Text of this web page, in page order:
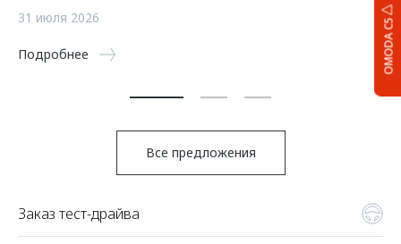
OMODA C5
31 июля 2026
Подробнее
5
Все предложения
Заказ тест-драйва